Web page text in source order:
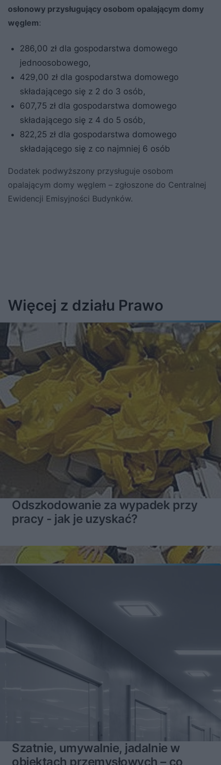
osłonowy przysługujący osobom opalającym domy
węglem:
286,00 zł dla gospodarstwa domowego
jednoosobowego,
429,00 zł dla gospodarstwa domowego
składającego się z 2 do 3 osób,
607,75 zł dla gospodarstwa domowego
składającego się z 4 do 5 osób,
822,25 zł dla gospodarstwa domowego
składającego się z co najmniej 6 osób
Dodatek podwyższony przysługuje osobom
opalającym domy węglem – zgłoszone do Centralnej
Ewidencji Emisyjności Budynków.
Więcej z działu Prawo
Odszkodowanie za wypadek przy
pracy - jak je uzyskać?
Szatnie, umywalnie, jadalnie w
obiektach przemysłowych – co